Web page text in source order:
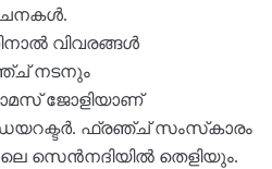
വിവരങ്ങള്‍
നടനും
ജോളിയാണ്
ഡയറക്ടർ. ഫ്രഞ്ച് സംസ്‌കാരം
സെൻനദിയില്‍ തെളിയും.